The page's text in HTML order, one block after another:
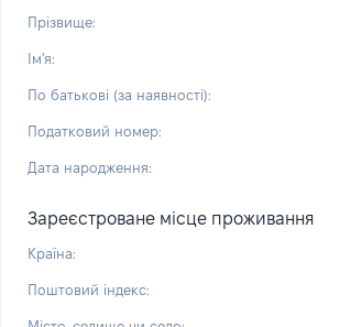
Прізвище:
Ім'я:
По батькові (за наявності):
Податковий номер:
Дата народження:
Зареєстроване місце проживання
Країна:
Поштовий індекс: